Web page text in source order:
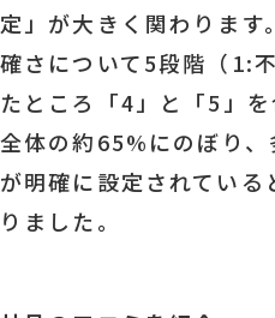
定」が大きく関わります
確さについて5段階（1:
たところ「4」と「5」
全体の約65%にのぼり
が明確に設定されてい
りました。